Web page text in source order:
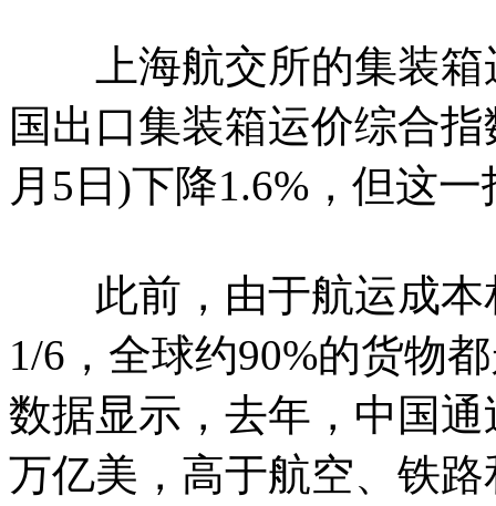
上海航交所的集装箱
国出口集装箱运价综合
月5日)下降1.6%，但这
此前，由于航运成本
1/6，全球约90%的货物
数据显示，去年，中国
万亿美，高于航空、铁